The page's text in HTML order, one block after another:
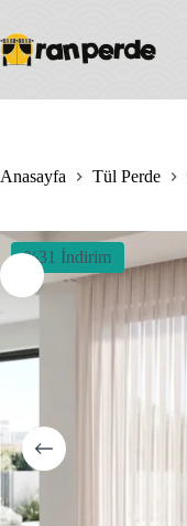
content
Anasayfa Tül Perde
%31 İndirim